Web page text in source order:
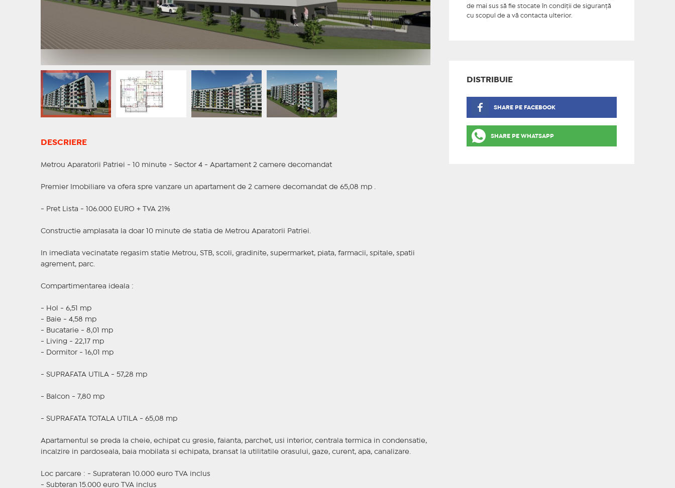
DESCRIERE
Metrou Aparatorii Patriei - 10 minute - Sector 4 - Apartament 2 camere decomandat
Premier Imobiliare va ofera spre vanzare un apartament de 2 camere decomandat de 65,08 mp .
- Pret Lista - 106.000 EURO + TVA 21%
Constructie amplasata la doar 10 minute de statia de Metrou Aparatorii Patriei.
In imediata vecinatate regasim statie Metrou, STB, scoli, gradinite, supermarket, piata, farmacii, spitale, spatii
agrement, parc.
Compartimentarea ideala :
- Hol - 6,51 mp
- Baie - 4,58 mp
- Bucatarie - 8,01 mp
- Living - 22,17 mp
- Dormitor - 16,01 mp
- SUPRAFATA UTILA - 57,28 mp
- Balcon - 7,80 mp
- SUPRAFATA TOTALA UTILA - 65,08 mp
Apartamentul se preda la cheie, echipat cu gresie, faianta, parchet, usi interior, centrala termica in condensatie,
incalzire in pardoseala, baia mobilata si echipata, bransat la utilitatile orasului, gaze, curent, apa, canalizare.
Loc parcare : - Suprateran 10.000 euro TVA inclus
- Subteran 15.000 euro TVA inclus
de mai sus să fie stocate în condiţii de siguranţă
cu scopul de a vă contacta ulterior.
DISTRIBUIE
SHARE PE FACEBOOK
SHARE PE WHATSAPP